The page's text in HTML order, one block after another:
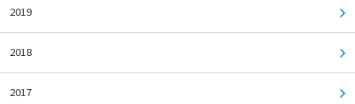
2019
2018
2017